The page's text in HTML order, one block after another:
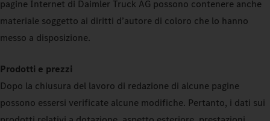
pagine Internet di Daimler Truck AG possono contenere anche
materiale soggetto ai diritti d’autore di coloro che lo hanno
messo a disposizione.
Prodotti e prezzi
Dopo la chiusura del lavoro di redazione di alcune pagine
possono essersi verificate alcune modifiche. Pertanto, i dati sui